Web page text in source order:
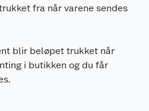
fra når varene sendes
blir beløpet trukket når
i butikken og du får